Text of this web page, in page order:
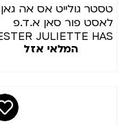
טסטר גולייט אס אה גאן
לאסט פור סאן א.ד.פ
TESTER JULIETTE HAS
A GUN LUST FOR SUN
₪
המלאי אזל